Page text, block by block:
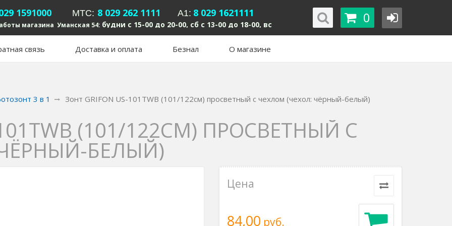
1591000 MTC: 8 029 262 1111 А1: 8 029 1621111
магазина Уманская 54: будни с 15-00 до 20-00, сб с 13-00 до 18-00, вс 0
связь Доставка и оплата Безнал О магазине
3 в 1 Зонт GRIFON US-101TWB (101/122см) просветный с чехлом (чехол: чёрный-белый)
(101/122СМ) ПРОСВЕТНЫЙ С
БЕЛЫЙ)
Цена
84,00 руб.